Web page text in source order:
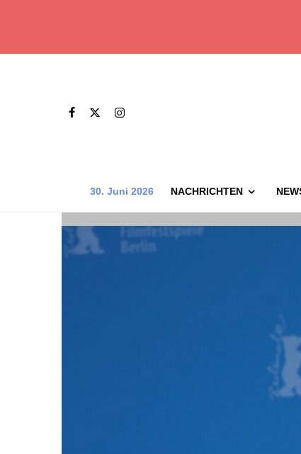
30. Juni 2026 NACHRICHTEN